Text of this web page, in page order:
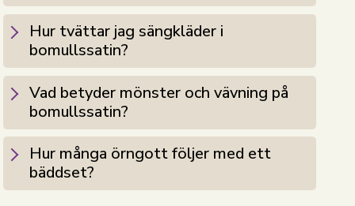
Hur tvättar jag sängkläder i
bomullssatin?
Vad betyder mönster och vävning på
bomullssatin?
Hur många örngott följer med ett
bäddset?